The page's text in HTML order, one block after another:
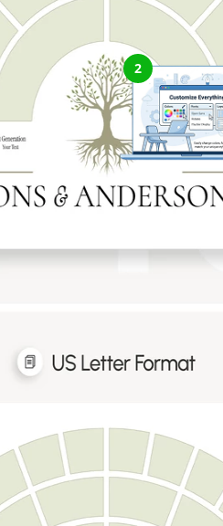
Sie diese
um
2
Alles
Ändern Sie ganz
Ihrem Stil oder